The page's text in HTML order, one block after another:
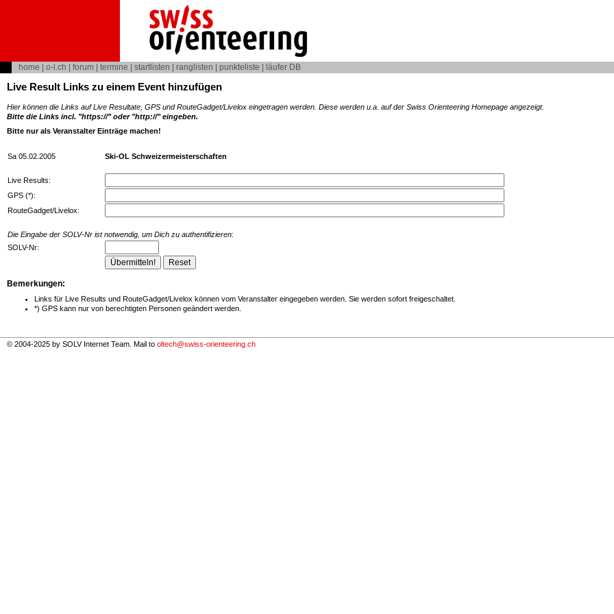
home o-l.ch forum termine startlisten ranglisten punkteliste läufer DB
Live Result Links zu einem Event hinzufügen
Hier können die Links auf Live Resultate, GPS und RouteGadget/Livelox eingetragen werden. Diese werden u.a. auf der Swiss Orienteering Homepage angezeigt.
Bitte die Links incl. "https://" oder "http://" eingeben.
Bitte nur als Veranstalter Einträge machen!
Sa 05.02.2005 Ski-OL Schweizermeisterschaften
Live Results:
GPS (*):
RouteGadget/Livelox:
Die Eingabe der SOLV-Nr ist notwendig, um Dich zu authentifizieren:
SOLV-Nr:
Bemerkungen:
Links für Live Results und RouteGadget/Livelox können vom Veranstalter eingegeben werden. Sie werden sofort freigeschaltet.
*) GPS kann nur von berechtigten Personen geändert werden.
© 2004-2025 by SOLV Internet Team. Mail to oltech@swiss-orienteering.ch